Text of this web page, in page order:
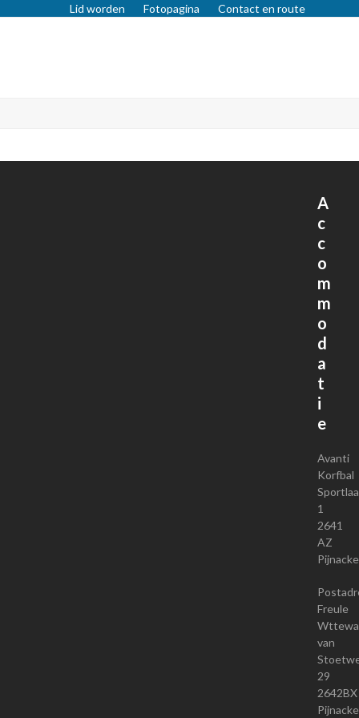
Lid worden Fotopagina Contact en route
A
c
c
o
m
m
o
d
a
t
i
e
Avanti
Korfbal
1
2641
AZ
Freule
van
29
2642BX